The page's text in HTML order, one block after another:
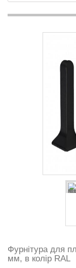
Фурнітура для
мм, в колір RAL